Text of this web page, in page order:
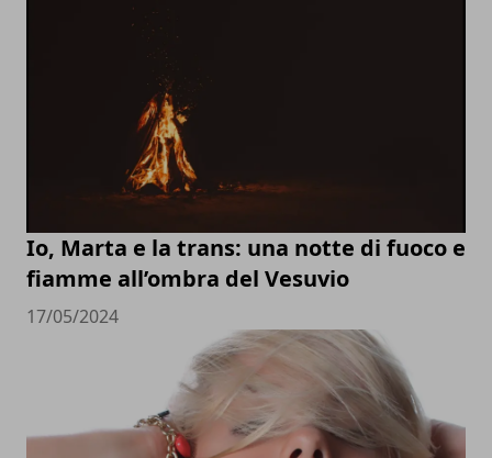
Io, Marta e la trans: una notte di fuoco e
fiamme all’ombra del Vesuvio
17/05/2024